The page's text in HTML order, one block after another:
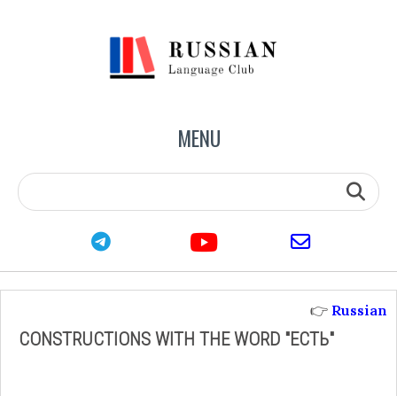
MENU
CONSTRUCTIONS WITH THE WORD "ЕСТЬ"
👉 Russian